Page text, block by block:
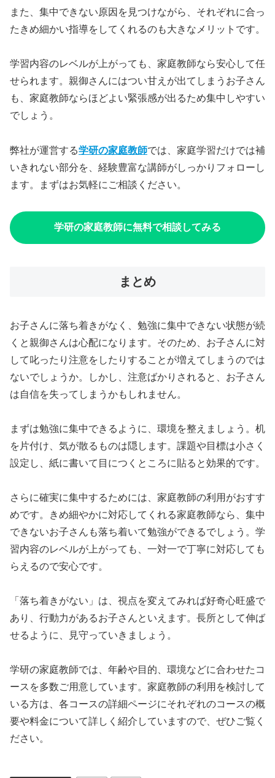
また、集中できない原因を見つけながら、それぞれに合っ
たきめ細かい指導をしてくれるのも大きなメリットです。
学習内容のレベルが上がっても、家庭教師なら安心して任
せられます。親御さんにはつい甘えが出てしまうお子さん
も、家庭教師ならほどよい緊張感が出るため集中しやすい
でしょう。
弊社が運営する学研の家庭教師では、家庭学習だけでは補
いきれない部分を、経験豊富な講師がしっかりフォローし
ます。まずはお気軽にご相談ください。
学研の家庭教師に無料で相談してみる
まとめ
お子さんに落ち着きがなく、勉強に集中できない状態が続
くと親御さんは心配になります。そのため、お子さんに対
して叱ったり注意をしたりすることが増えてしまうのでは
ないでしょうか。しかし、注意ばかりされると、お子さん
は自信を失ってしまうかもしれません。
まずは勉強に集中できるように、環境を整えましょう。机
を片付け、気が散るものは隠します。課題や目標は小さく
設定し、紙に書いて目につくところに貼ると効果的です。
さらに確実に集中するためには、家庭教師の利用がおすす
めです。きめ細やかに対応してくれる家庭教師なら、集中
できないお子さんも落ち着いて勉強ができるでしょう。学
習内容のレベルが上がっても、一対一で丁寧に対応しても
らえるので安心です。
「落ち着きがない」は、視点を変えてみれば好奇心旺盛で
あり、行動力があるお子さんといえます。長所として伸ば
せるように、見守っていきましょう。
学研の家庭教師では、年齢や目的、環境などに合わせたコ
ースを多数ご用意しています。家庭教師の利用を検討して
いる方は、各コースの詳細ページにそれぞれのコースの概
要や料金について詳しく紹介していますので、ぜひご覧く
ださい。